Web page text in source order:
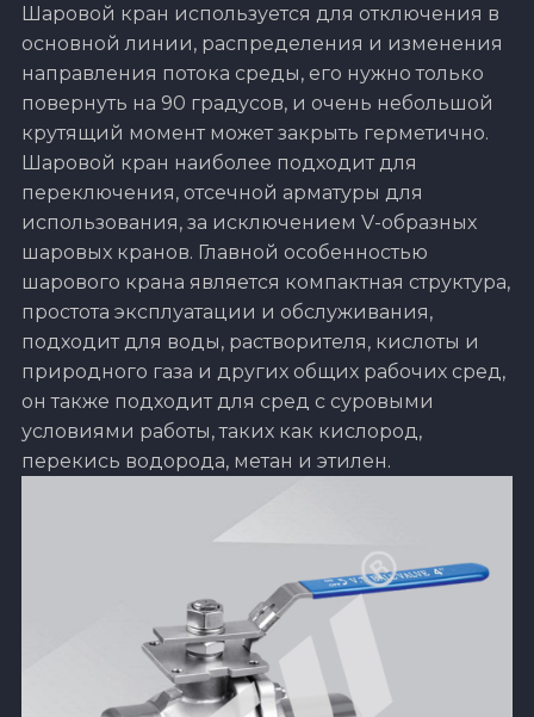
Шаровой кран используется для отключения в
основной линии, распределения и изменения
направления потока среды, его нужно только
повернуть на 90 градусов, и очень небольшой
крутящий момент может закрыть герметично.
Шаровой кран наиболее подходит для
переключения, отсечной арматуры для
использования, за исключением V-образных
шаровых кранов. Главной особенностью
шарового крана является компактная структура,
простота эксплуатации и обслуживания,
подходит для воды, растворителя, кислоты и
природного газа и других общих рабочих сред,
он также подходит для сред с суровыми
условиями работы, таких как кислород,
перекись водорода, метан и этилен.